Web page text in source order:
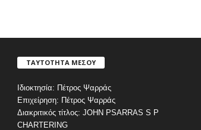
ΤΑΥΤΟΤΗΤΑ ΜΕΣΟΥ
Ιδιοκτησία: Πέτρος Ψαρράς
Επιχείρηση: Πέτρος Ψαρράς
Διακριτικός τίτλος: JOHN PSARRAS S P
CHARTERING